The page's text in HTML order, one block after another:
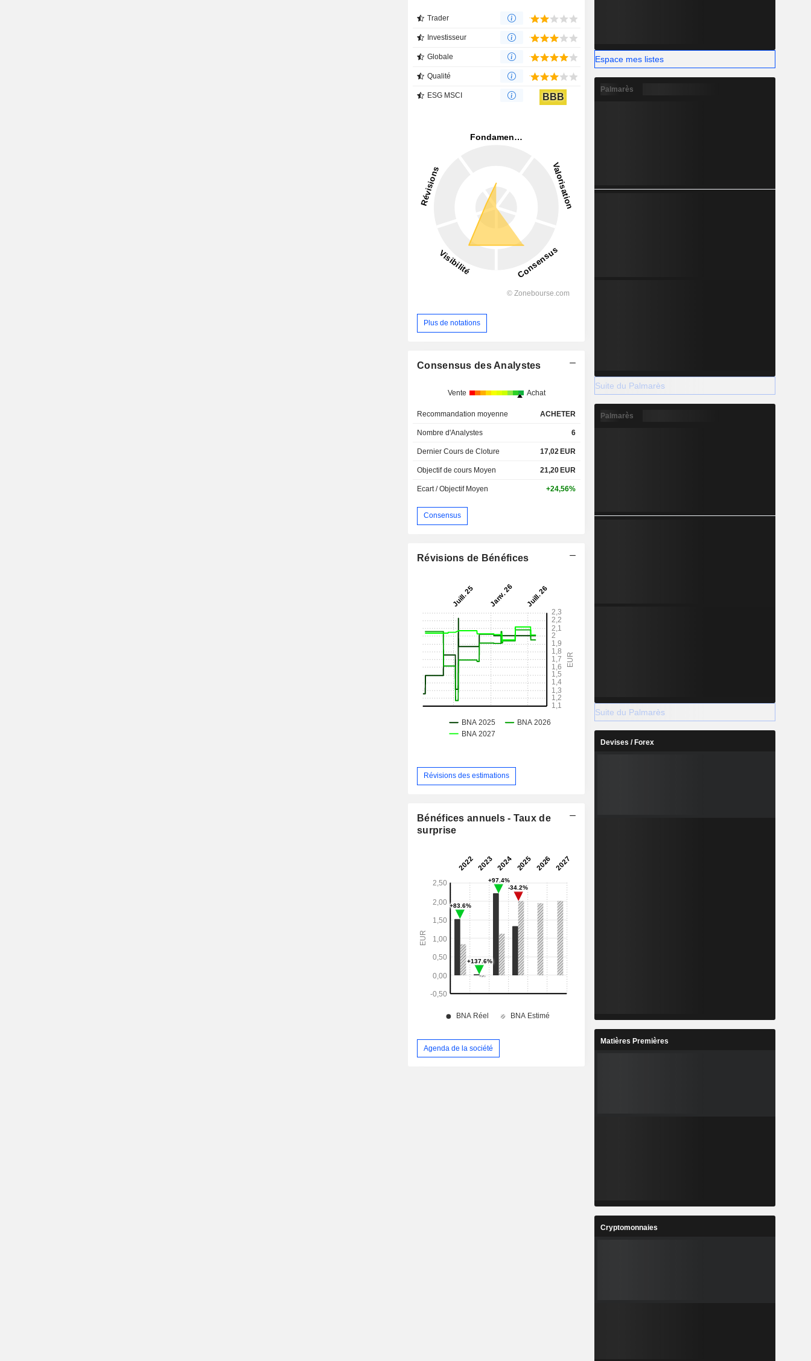
Trader
Investisseur
Globale
Qualité
ESG MSCI BBB
Plus de notations
Consensus des Analystes
Vente Achat
Recommandation moyenne ACHETER
Nombre d'Analystes 6
Dernier Cours de Cloture 17,02 EUR
Objectif de cours Moyen 21,20EUR
Ecart / Objectif Moyen +24,56%
Consensus
Révisions de Bénéfices
Révisions des estimations
Bénéfices annuels - Taux de
surprise
Agenda de la société
Espace mes listes
Palmarès
Suite du Palmarès
Palmarès
Suite du Palmarès
Devises / Forex
Matières Premières
Cryptomonnaies